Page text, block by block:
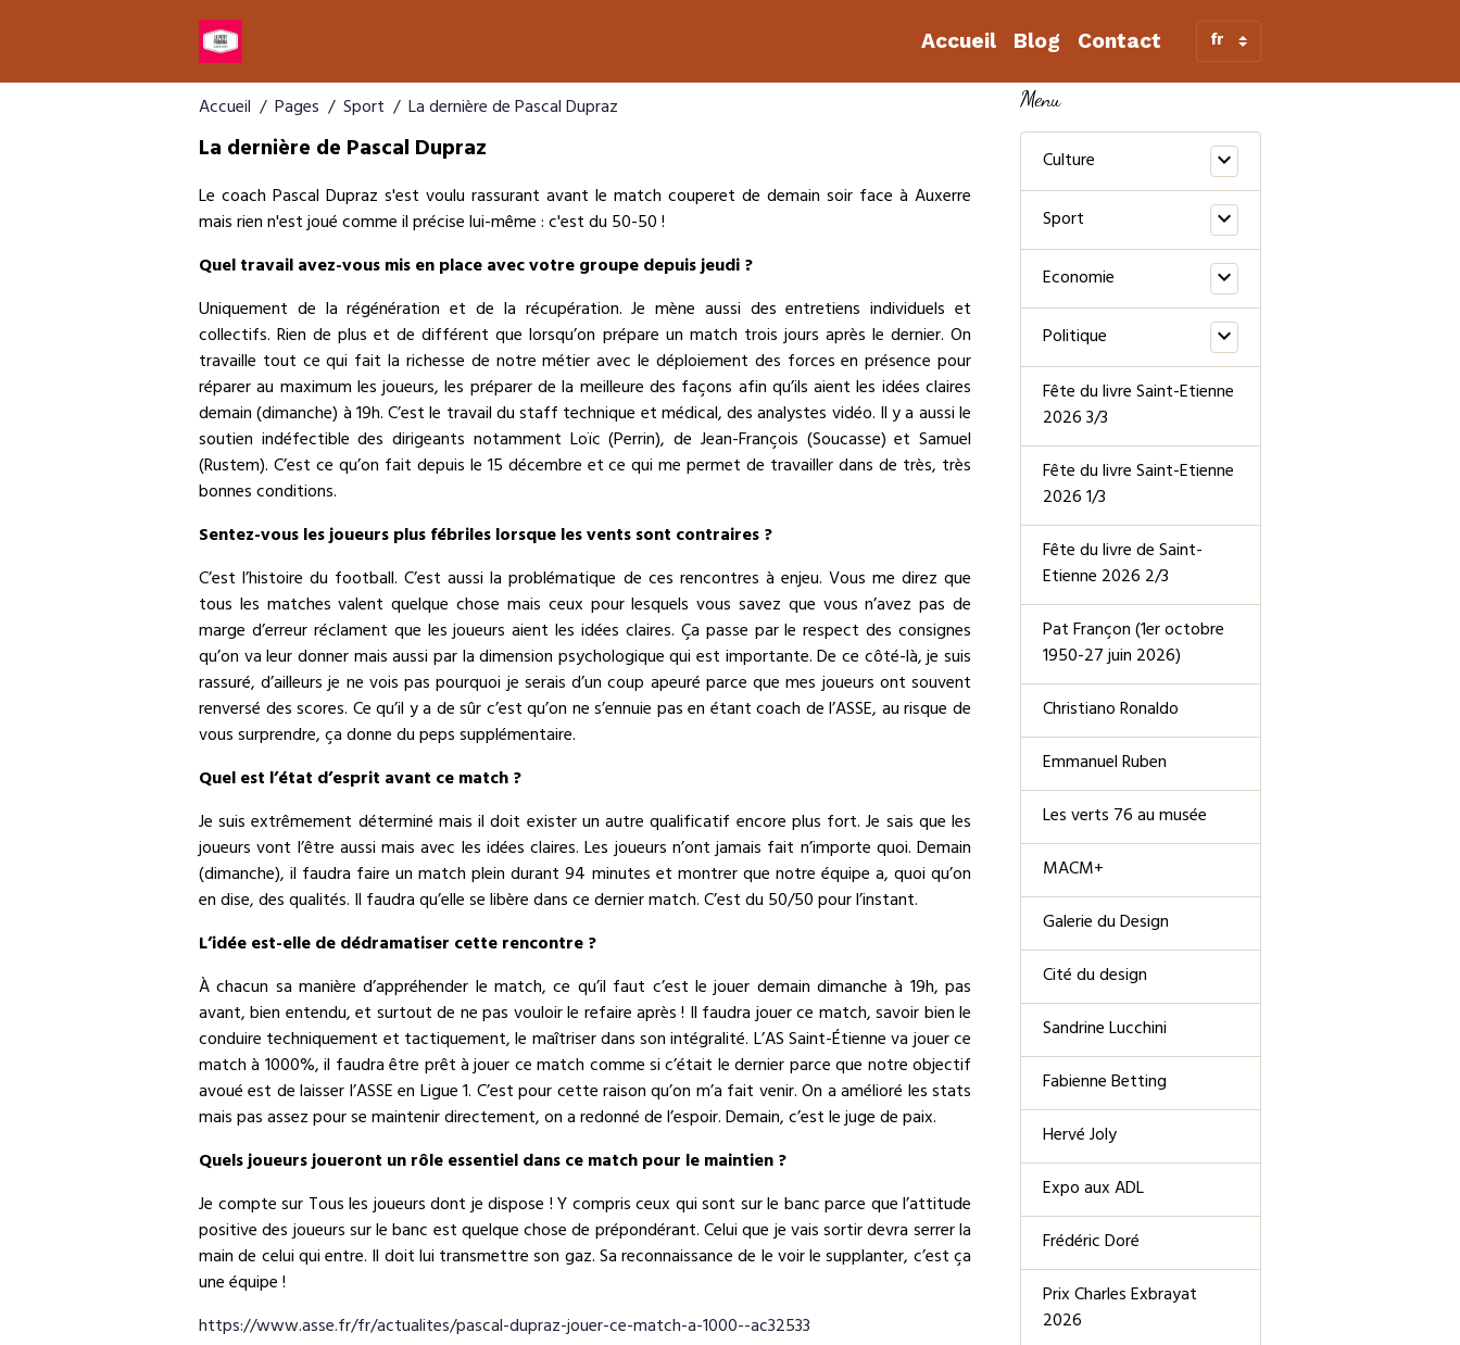
Accueil Blog Contact
Accueil Pages Sport La dernière de Pascal Dupraz
La dernière de Pascal Dupraz
Le coach Pascal Dupraz s'est voulu rassurant avant le match couperet de demain soir face à Auxerre
mais rien n'est joué comme il précise lui-même : c'est du 50-50 !
Quel travail avez-vous mis en place avec votre groupe depuis jeudi ?
Uniquement de la régénération et de la récupération. Je mène aussi des entretiens individuels et
collectifs. Rien de plus et de différent que lorsqu’on prépare un match trois jours après le dernier. On
travaille tout ce qui fait la richesse de notre métier avec le déploiement des forces en présence pour
réparer au maximum les joueurs, les préparer de la meilleure des façons afin qu’ils aient les idées claires
demain (dimanche) à 19h. C’est le travail du staff technique et médical, des analystes vidéo. Il y a aussi le
soutien indéfectible des dirigeants notamment Loïc (Perrin), de Jean-François (Soucasse) et Samuel
(Rustem). C’est ce qu’on fait depuis le 15 décembre et ce qui me permet de travailler dans de très, très
bonnes conditions.
Sentez-vous les joueurs plus fébriles lorsque les vents sont contraires ?
C’est l’histoire du football. C’est aussi la problématique de ces rencontres à enjeu. Vous me direz que
tous les matches valent quelque chose mais ceux pour lesquels vous savez que vous n’avez pas de
marge d’erreur réclament que les joueurs aient les idées claires. Ça passe par le respect des consignes
qu’on va leur donner mais aussi par la dimension psychologique qui est importante. De ce côté-là, je suis
rassuré, d’ailleurs je ne vois pas pourquoi je serais d’un coup apeuré parce que mes joueurs ont souvent
renversé des scores. Ce qu’il y a de sûr c’est qu’on ne s’ennuie pas en étant coach de l’ASSE, au risque de
vous surprendre, ça donne du peps supplémentaire.
Quel est l’état d’esprit avant ce match ?
Je suis extrêmement déterminé mais il doit exister un autre qualificatif encore plus fort. Je sais que les
joueurs vont l’être aussi mais avec les idées claires. Les joueurs n’ont jamais fait n’importe quoi. Demain
(dimanche), il faudra faire un match plein durant 94 minutes et montrer que notre équipe a, quoi qu’on
en dise, des qualités. Il faudra qu’elle se libère dans ce dernier match. C’est du 50/50 pour l’instant.
L’idée est-elle de dédramatiser cette rencontre ?
À chacun sa manière d’appréhender le match, ce qu’il faut c’est le jouer demain dimanche à 19h, pas
avant, bien entendu, et surtout de ne pas vouloir le refaire après ! Il faudra jouer ce match, savoir bien le
conduire techniquement et tactiquement, le maîtriser dans son intégralité. L’AS Saint-Étienne va jouer ce
match à 1000%, il faudra être prêt à jouer ce match comme si c’était le dernier parce que notre objectif
avoué est de laisser l’ASSE en Ligue 1. C’est pour cette raison qu’on m’a fait venir. On a amélioré les stats
mais pas assez pour se maintenir directement, on a redonné de l’espoir. Demain, c’est le juge de paix.
Quels joueurs joueront un rôle essentiel dans ce match pour le maintien ?
Je compte sur Tous les joueurs dont je dispose ! Y compris ceux qui sont sur le banc parce que l’attitude
positive des joueurs sur le banc est quelque chose de prépondérant. Celui que je vais sortir devra serrer la
main de celui qui entre. Il doit lui transmettre son gaz. Sa reconnaissance de le voir le supplanter, c’est ça
une équipe !
https://www.asse.fr/fr/actualites/pascal-dupraz-jouer-ce-match-a-1000--ac32533
Menu
Culture
Sport
Economie
Politique
Fête du livre Saint-Etienne
2026 3/3
Fête du livre Saint-Etienne
2026 1/3
Fête du livre de Saint-
Etienne 2026 2/3
Pat Françon (1er octobre
1950-27 juin 2026)
Christiano Ronaldo
Emmanuel Ruben
Les verts 76 au musée
MACM+
Galerie du Design
Cité du design
Sandrine Lucchini
Fabienne Betting
Hervé Joly
Expo aux ADL
Frédéric Doré
Prix Charles Exbrayat
2026